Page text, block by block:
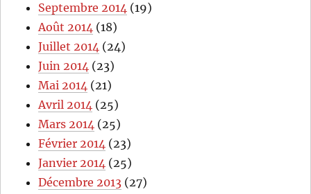
Septembre 2014 (19)
Août 2014 (18)
Juillet 2014 (24)
Juin 2014 (23)
Mai 2014 (21)
Avril 2014 (25)
Mars 2014 (25)
Février 2014 (23)
Janvier 2014 (25)
Décembre 2013 (27)